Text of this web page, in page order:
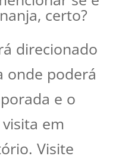
certo?
direcionado
onde poderá
e o
em
Visite